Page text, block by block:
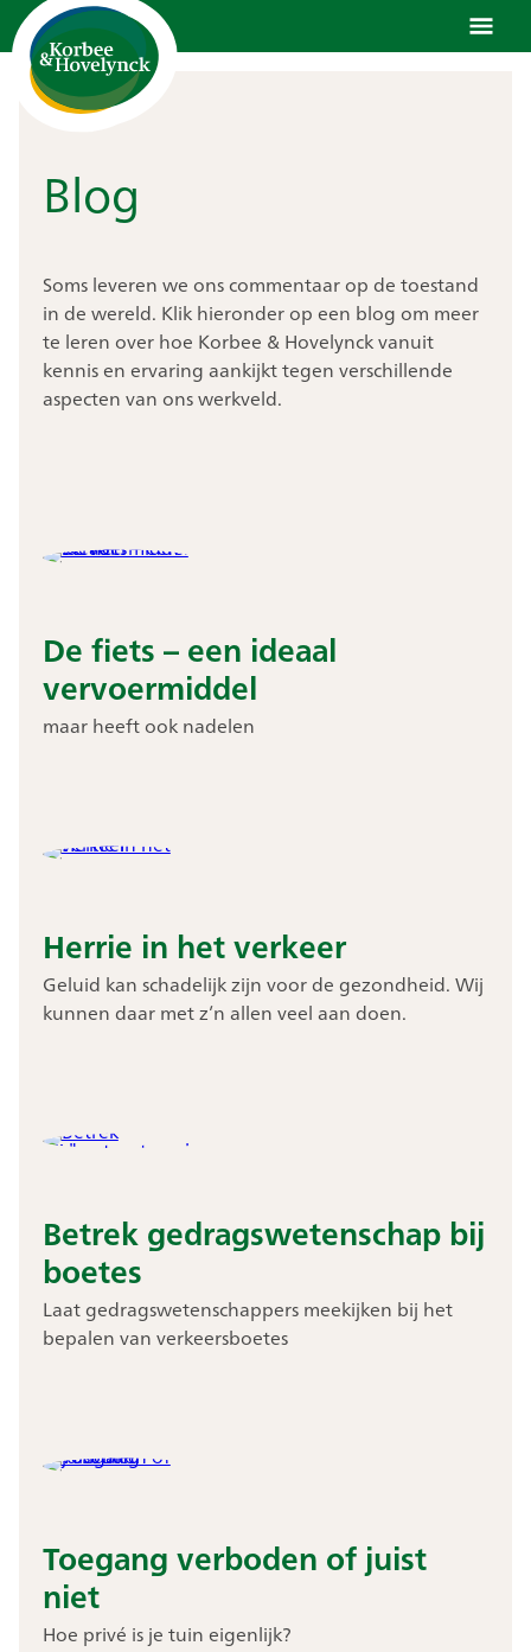
Ga
naar
inhoud
Blog
Soms leveren we ons commentaar op de toestand
in de wereld. Klik hieronder op een blog om meer
te leren over hoe Korbee & Hovelynck vanuit
kennis en ervaring aankijkt tegen verschillende
aspecten van ons werkveld.
De fiets – een ideaal
vervoermiddel
maar heeft ook nadelen
Herrie in het verkeer
Geluid kan schadelijk zijn voor de gezondheid. Wij
kunnen daar met z’n allen veel aan doen.
Betrek gedragswetenschap bij
boetes
Laat gedragswetenschappers meekijken bij het
bepalen van verkeersboetes
Toegang verboden of juist
niet
Hoe privé is je tuin eigenlijk?